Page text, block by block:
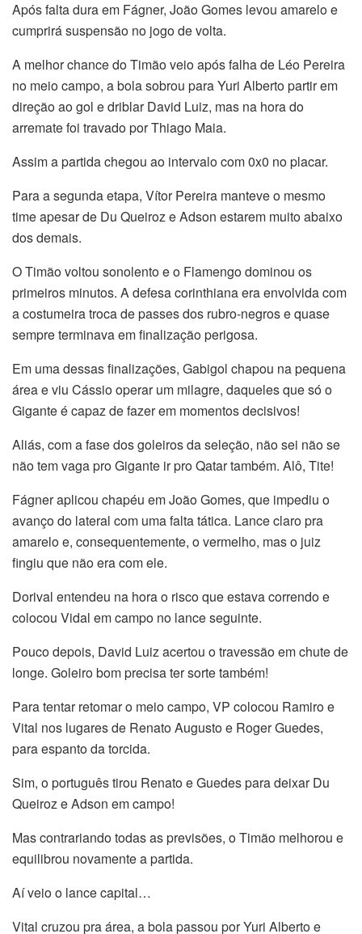
Após falta dura em Fágner, João Gomes levou amarelo e
cumprirá suspensão no jogo de volta.
A melhor chance do Timão veio após falha de Léo Pereira
no meio campo, a bola sobrou para Yuri Alberto partir em
direção ao gol e driblar David Luiz, mas na hora do
arremate foi travado por Thiago Maia.
Assim a partida chegou ao intervalo com 0x0 no placar.
Para a segunda etapa, Vítor Pereira manteve o mesmo
time apesar de Du Queiroz e Adson estarem muito abaixo
dos demais.
O Timão voltou sonolento e o Flamengo dominou os
primeiros minutos. A defesa corinthiana era envolvida com
a costumeira troca de passes dos rubro-negros e quase
sempre terminava em finalização perigosa.
Em uma dessas finalizações, Gabigol chapou na pequena
área e viu Cássio operar um milagre, daqueles que só o
Gigante é capaz de fazer em momentos decisivos!
Aliás, com a fase dos goleiros da seleção, não sei não se
não tem vaga pro Gigante ir pro Qatar também. Alô, Tite!
Fágner aplicou chapéu em João Gomes, que impediu o
avanço do lateral com uma falta tática. Lance claro pra
amarelo e, consequentemente, o vermelho, mas o juiz
fingiu que não era com ele.
Dorival entendeu na hora o risco que estava correndo e
colocou Vidal em campo no lance seguinte.
Pouco depois, David Luiz acertou o travessão em chute de
longe. Goleiro bom precisa ter sorte também!
Para tentar retomar o meio campo, VP colocou Ramiro e
Vital nos lugares de Renato Augusto e Roger Guedes,
para espanto da torcida.
Sim, o português tirou Renato e Guedes para deixar Du
Queiroz e Adson em campo!
Mas contrariando todas as previsões, o Timão melhorou e
equilibrou novamente a partida.
Aí veio o lance capital…
Vital cruzou pra área, a bola passou por Yuri Alberto e